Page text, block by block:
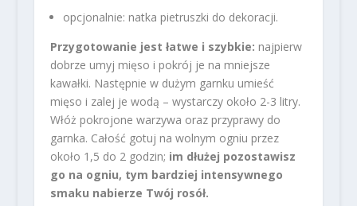
opcjonalnie: natka pietruszki do dekoracji.
Przygotowanie jest łatwe i szybkie: najpierw
dobrze umyj mięso i pokrój je na mniejsze
kawałki. Następnie w dużym garnku umieść
mięso i zalej je wodą – wystarczy około 2-3 litry.
Włóż pokrojone warzywa oraz przyprawy do
garnka. Całość gotuj na wolnym ogniu przez
około 1,5 do 2 godzin; im dłużej pozostawisz
go na ogniu, tym bardziej intensywnego
smaku nabierze Twój rosół.